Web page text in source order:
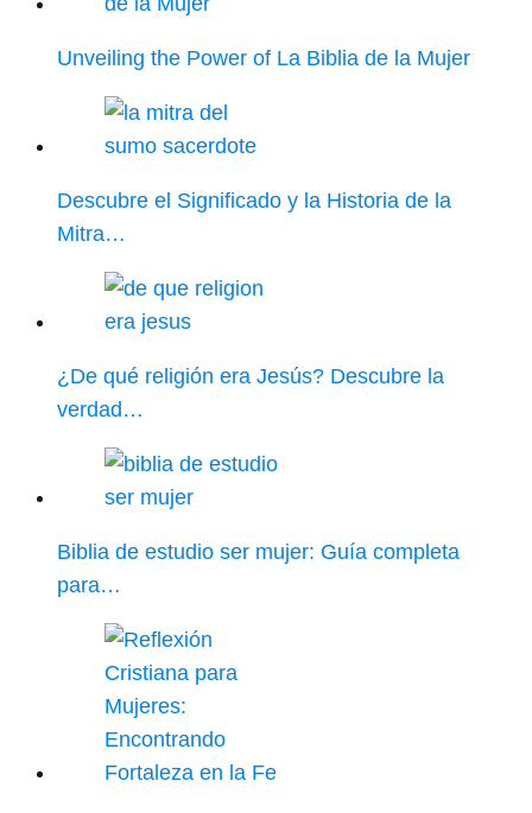
Unveiling the Power of La Biblia de la Mujer
Descubre el Significado y la Historia de la
Mitra…
¿De qué religión era Jesús? Descubre la
verdad…
Biblia de estudio ser mujer: Guía completa
para…